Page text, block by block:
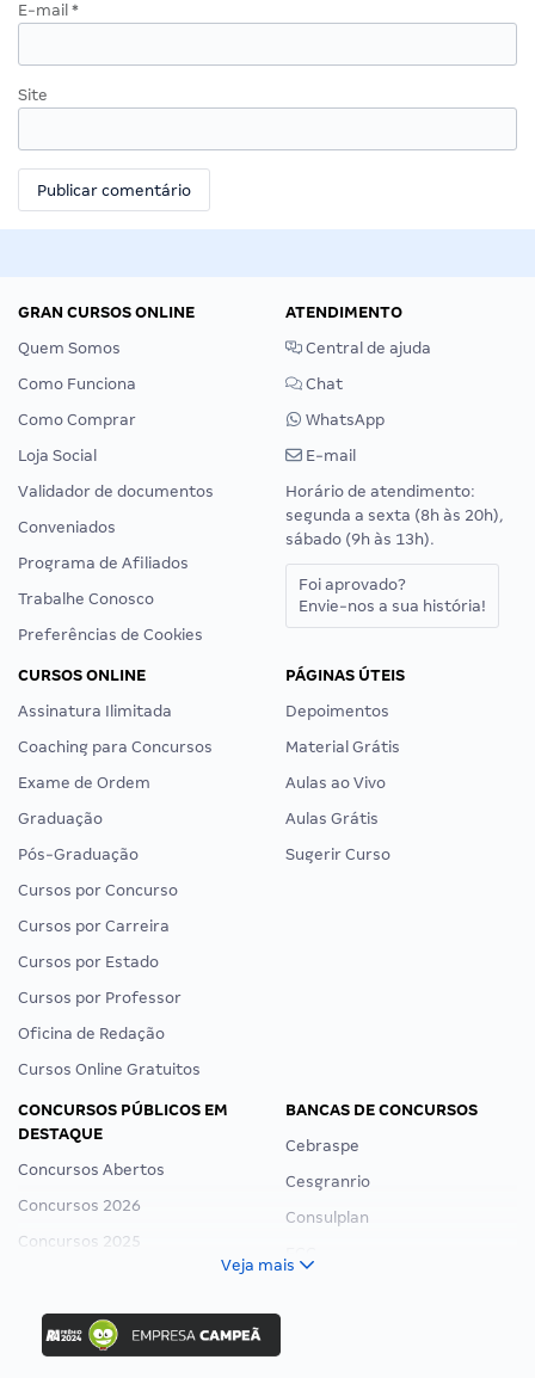
E-mail *
Site
GRAN CURSOS ONLINE
Quem Somos
Como Funciona
Como Comprar
Loja Social
Validador de documentos
Conveniados
Programa de Afiliados
Trabalhe Conosco
Preferências de Cookies
ATENDIMENTO
Central de ajuda
Chat
WhatsApp
E-mail
Horário de atendimento:
segunda a sexta (8h às 20h),
sábado (9h às 13h).
Foi aprovado?
Envie-nos a sua história!
CURSOS ONLINE
Assinatura Ilimitada
Coaching para Concursos
Exame de Ordem
Graduação
Pós-Graduação
Cursos por Concurso
Cursos por Carreira
Cursos por Estado
Cursos por Professor
Oficina de Redação
Cursos Online Gratuitos
PÁGINAS ÚTEIS
Depoimentos
Material Grátis
Aulas ao Vivo
Aulas Grátis
Sugerir Curso
CONCURSOS PÚBLICOS EM
DESTAQUE
Concursos Abertos
Concursos 2026
Concursos 2025
Concurso Ibama
Concurso MPU
BANCAS DE CONCURSOS
Cebraspe
Cesgranrio
Consulplan
Veja mais